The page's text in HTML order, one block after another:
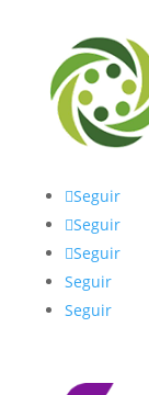
Seguir
Seguir
Seguir
Seguir
Seguir